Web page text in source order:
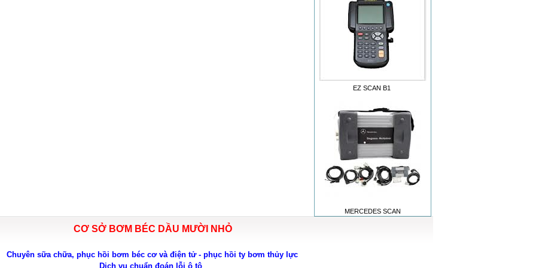
EZ SCAN B1
MERCEDES SCAN
CƠ SỞ BƠM BÉC DẦU MƯỜI NHỎ
Chuyên sữa chữa, phục hồi bơm béc cơ và điện tử - phục hồi ty bơm thủy lực
Dịch vụ chuẩn đoán lỗi ô tô